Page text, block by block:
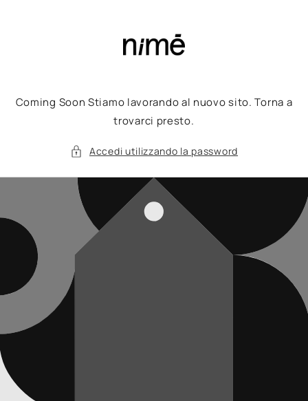
Coming Soon Stiamo lavorando al nuovo sito. Torna a
trovarci presto.
Accedi utilizzando la password